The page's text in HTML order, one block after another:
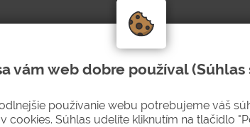
vám web dobre používal (Súhlas
používanie webu potrebujeme váš
cookies. Súhlas udelíte kliknutím na tlačidlo